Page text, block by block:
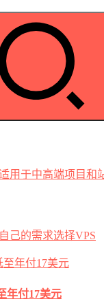
用于中高端项目和
己的需求选择VPS
年付17美元